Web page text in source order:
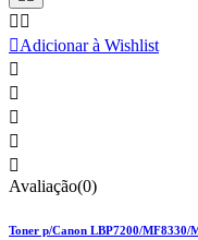
 
Adicionar à Wishlist





Avaliação(0)
Toner p/Canon LBP7200/MF8330/